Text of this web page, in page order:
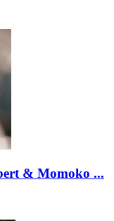
& Momoko ...